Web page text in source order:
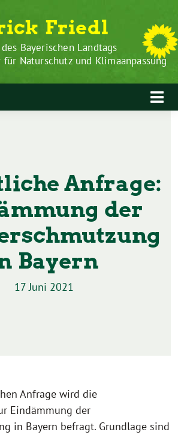
Friedl
Bayerischen Landtags
für Naturschutz und Klimaanpassung
Anfrage:
der
Bayern
17 Juni 2021
Anfrage wird die
Eindämmung der
in Bayern befragt. Grundlage sind